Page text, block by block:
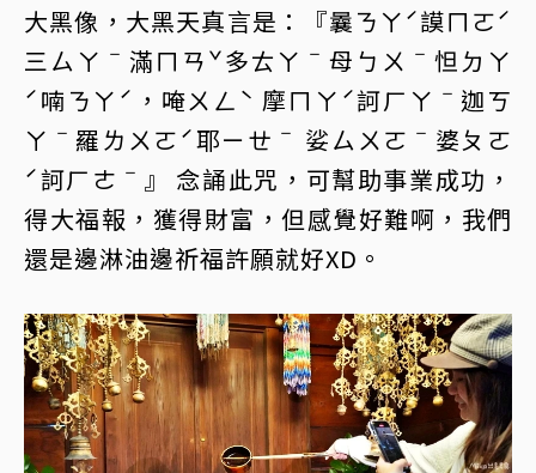
大黑像，大黑天真言是：『曩ㄋㄚˊ謨ㄇㄛˊ
三ㄙㄚˉ滿ㄇㄢˇ多ㄊㄚˉ母ㄅㄨˉ怛ㄉㄚ
ˊ喃ㄋㄚˊ，唵ㄨㄥˋ 摩ㄇㄚˊ訶ㄏㄚˉ迦ㄎ
ㄚˉ羅ㄌㄨㄛˊ耶ㄧㄝˉ 娑ㄙㄨㄛˉ婆ㄆㄛ
ˊ訶ㄏㄜˉ』 念誦此咒，可幫助事業成功，
得大福報，獲得財富，但感覺好難啊，我們
還是邊淋油邊祈福許願就好XD。